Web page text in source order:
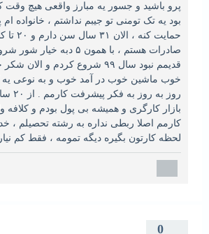
پرو باشید و‌ جسور یه مبارز واقعی هیچ وقت
بود یه تک تومنی تو جیبم نداشتم ، خانواده
حمایت کنه
صادرات هستم ، با همون ۵ دبه
قدیمم نبود سال ۹۹ شروع کردم‌ و
خوب ماشین خوب در آمد خوب و به نوعی یه
روز
بازار کارگری و همیشه بی پول بودم و کلافه
کارمم اصلا ربطی نداره به رشته تحصیلم ،
لحظه کارتون بگیره دیگه تمومه ، فقط کم
0